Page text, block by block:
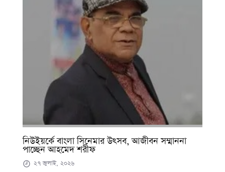
নিউইয়র্কে বাংলা সিনেমার উৎসব, আজীবন সম্মাননা
পাচ্ছেন আহমেদ শরীফ
২৭ জুলাই, ২০২৬